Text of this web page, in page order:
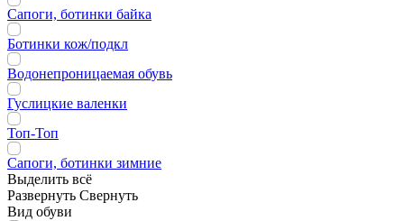
Сапоги, ботинки байка
Ботинки кож/подкл
Водонепроницаемая обувь
Гуслицкие валенки
Топ-Топ
Сапоги, ботинки зимние
Выделить всё
Развернуть Свернуть
Вид обуви